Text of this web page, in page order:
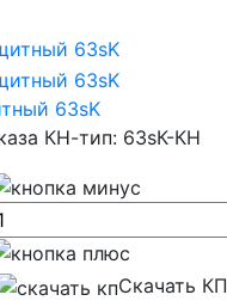
63sK
КН-тип: 63sК-КН
Скачать КП